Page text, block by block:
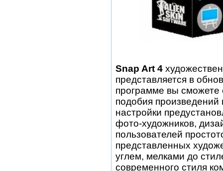
Snap Art 4
представляется в
программе вы
подобия
настройки
фото-художников,
пользователей
представленных
углем, мелками до
современного стиля